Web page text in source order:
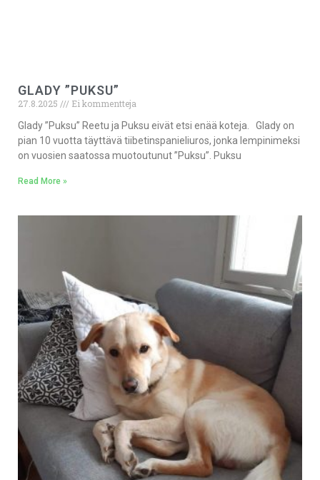
GLADY ”PUKSU”
27.8.2025
Ei kommentteja
Glady ”Puksu” Reetu ja Puksu eivät etsi enää koteja. Glady on
pian 10 vuotta täyttävä tiibetinspanieliuros, jonka lempinimeksi
on vuosien saatossa muotoutunut ”Puksu”. Puksu
Read More »